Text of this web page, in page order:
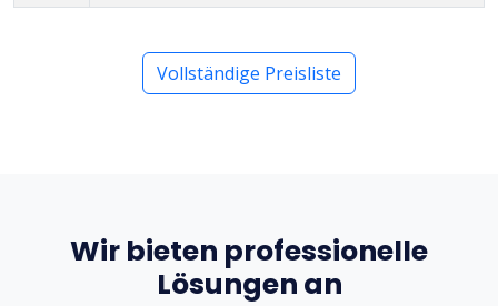
Vollständige Preisliste
Wir bieten professionelle
Lösungen an